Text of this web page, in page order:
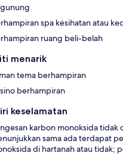
spa kesihatan atau
ruang beli-belah
menarik
tema berhampiran
berhampiran
keselamatan
karbon monoksida tidak
sama ada terdapat
di hartanah atau tidak;